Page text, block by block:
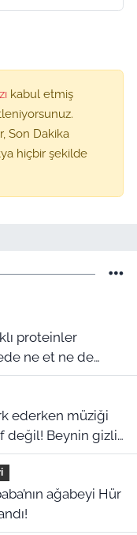
kabul etmiş
Son Dakika
hiçbir şekilde
ne et ne de
değil! Beynin gizli